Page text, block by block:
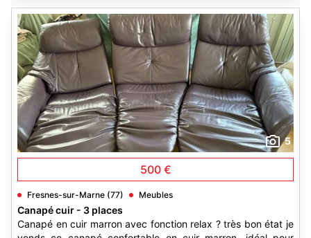
5
500 €
Fresnes-sur-Marne (77) Meubles
Canapé cuir - 3 places
Canapé en cuir marron avec fonction relax ? très bon état je